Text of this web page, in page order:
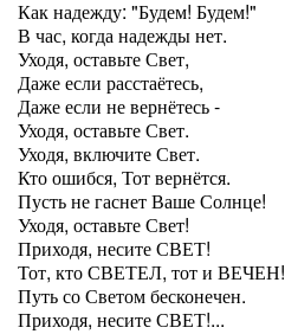
Как надежду: "Будем! Будем!"
В час, когда надежды нет.
Уходя, оставьте Свет,
Даже если расстаётесь,
Даже если не вернётесь -
Уходя, оставьте Свет.
Уходя, включите Свет.
Кто ошибся, Тот вернётся.
Пусть не гаснет Ваше Солнце!
Уходя, оставьте Свет!
Приходя, несите СВЕТ!
Тот, кто СВЕТЕЛ, тот и ВЕЧЕН!
Путь со Светом бесконечен.
Приходя, несите СВЕТ!...